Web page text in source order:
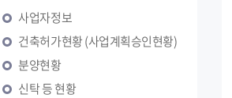
사업자정보
건축허가현황 (사업계획승인현황)
분양현황
신탁 등 현황